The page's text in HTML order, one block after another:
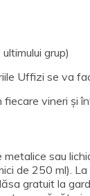
grup)
Uffizi se va
vineri și
sau
de 250 ml).
gratuit la